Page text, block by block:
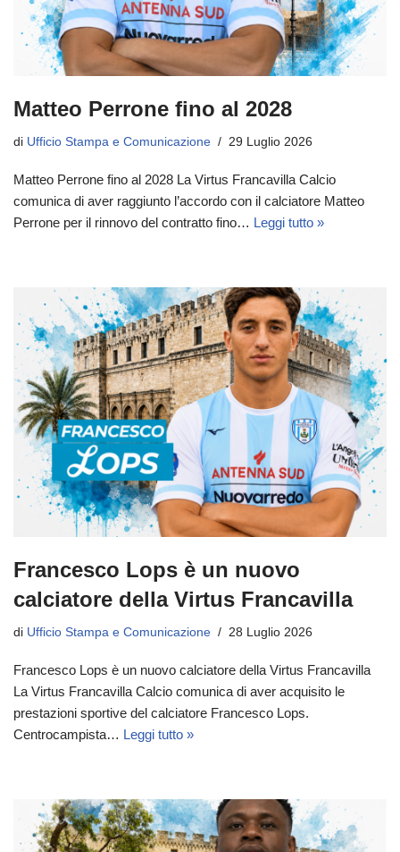
Matteo Perrone fino al 2028
di Ufficio Stampa e Comunicazione 29 Luglio 2026
Matteo Perrone fino al 2028 La Virtus Francavilla Calcio
comunica di aver raggiunto l’accordo con il calciatore Matteo
Perrone per il rinnovo del contratto fino… Leggi tutto »
Francesco Lops è un nuovo
calciatore della Virtus Francavilla
di Ufficio Stampa e Comunicazione 28 Luglio 2026
Francesco Lops è un nuovo calciatore della Virtus Francavilla
La Virtus Francavilla Calcio comunica di aver acquisito le
prestazioni sportive del calciatore Francesco Lops.
Centrocampista… Leggi tutto »